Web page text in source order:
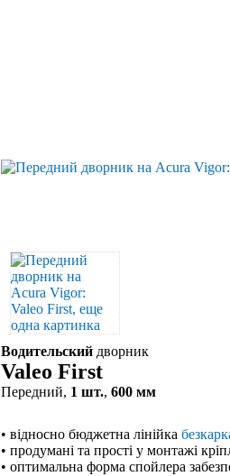
Водительский дворник
Valeo First
Передний, 1 шт., 600 мм
• відносно бюджетна лінійка
• продумані та прості у монтажі
• оптимальна форма спойлера